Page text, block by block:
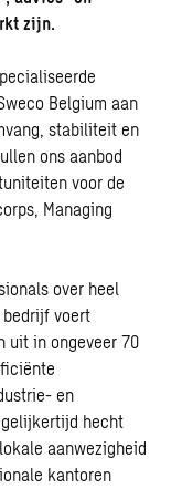
zijn.
Belgium aan
stabiliteit en
ons aanbod
voor de
Managing
over heel
bedrijf voert
uit in ongeveer 70
en
hecht
aanwezigheid
kantoren